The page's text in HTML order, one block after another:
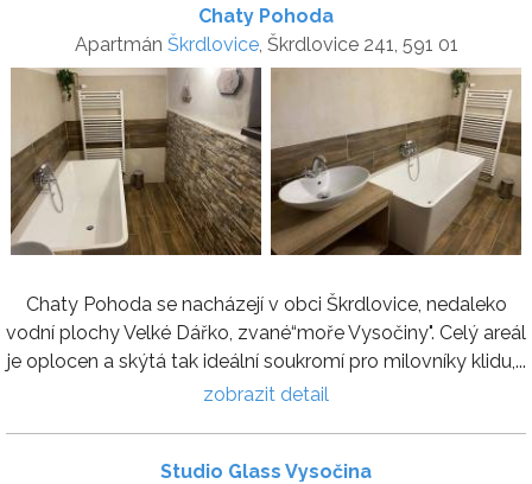
Chaty Pohoda
Apartmán Škrdlovice, Škrdlovice 241, 591 01
Chaty Pohoda se nacházejí v obci Škrdlovice, nedaleko
vodní plochy Velké Dářko, zvané“moře Vysočiny". Celý areál
je oplocen a skýtá tak ideální soukromí pro milovníky klidu,...
zobrazit detail
Studio Glass Vysočina